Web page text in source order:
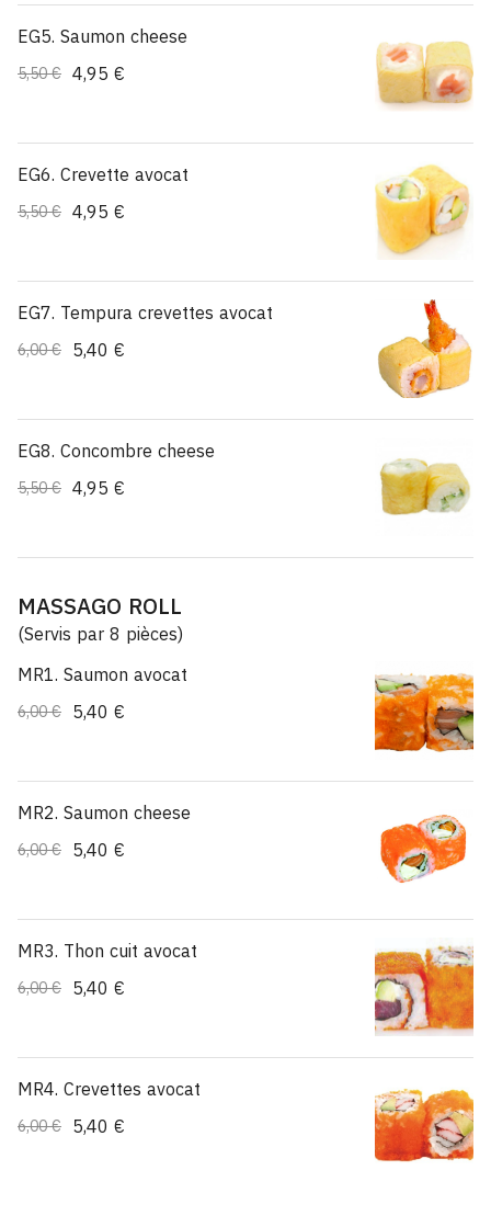
EG5. Saumon cheese
5,50 € 4,95 €
EG6. Crevette avocat
5,50 € 4,95 €
EG7. Tempura crevettes avocat
6,00 € 5,40 €
EG8. Concombre cheese
5,50 € 4,95 €
MASSAGO ROLL
(Servis par 8 pièces)
MR1. Saumon avocat
6,00 € 5,40 €
MR2. Saumon cheese
6,00 € 5,40 €
MR3. Thon cuit avocat
6,00 € 5,40 €
MR4. Crevettes avocat
6,00 € 5,40 €